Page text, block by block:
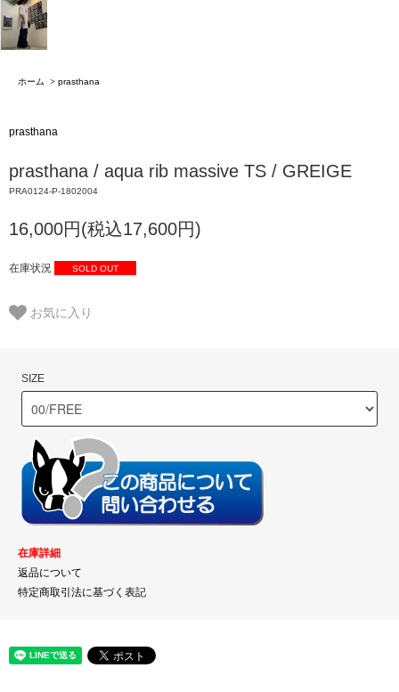
ホーム > prasthana
prasthana
prasthana / aqua rib massive TS / GREIGE
PRA0124-P-1802004
16,000円(税込17,600円)
在庫状況 SOLD OUT
お気に入り
SIZE
在庫詳細
返品について
特定商取引法に基づく表記